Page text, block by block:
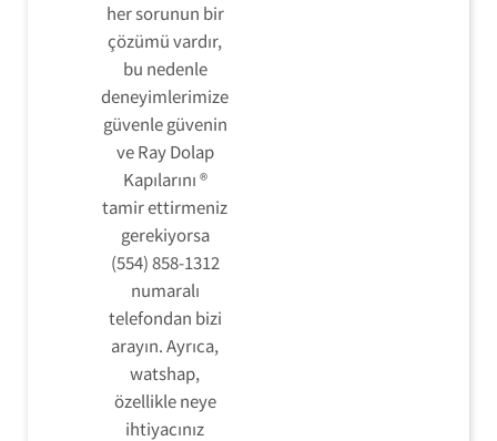
her sorunun bir
çözümü vardır,
bu nedenle
deneyimlerimize
güvenle güvenin
ve Ray Dolap
Kapılarını ®
tamir ettirmeniz
gerekiyorsa
(554) 858-1312
numaralı
telefondan bizi
arayın. Ayrıca,
watshap,
özellikle neye
ihtiyacınız